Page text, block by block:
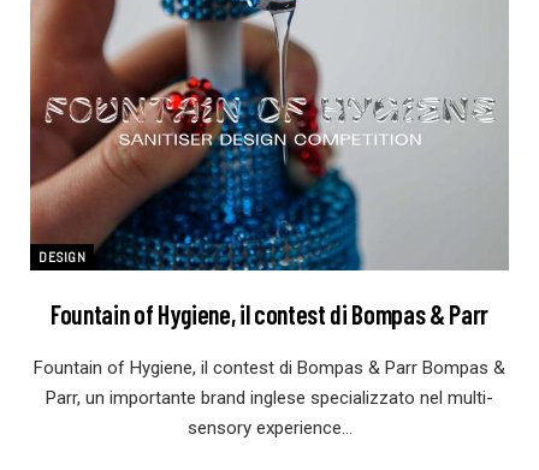
DESIGN
Fountain of Hygiene, il contest di Bompas & Parr
Fountain of Hygiene, il contest di Bompas & Parr Bompas &
Parr, un importante brand inglese specializzato nel multi-
sensory experience…